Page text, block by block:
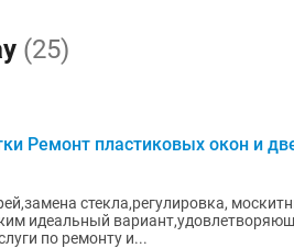
(25)
Ремонт пластиковых окон и
стекла,регулировка, москитные
идеальный
по ремонту и...